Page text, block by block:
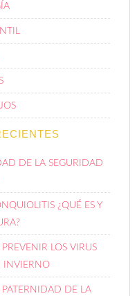
DE LA SEGURIDAD
¿QUÉ ES Y
LOS VIRUS
INVIERNO
PATERNIDAD DE LA